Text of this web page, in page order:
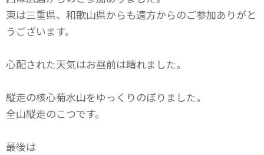
東は三重県、和歌山県からも遠方からのご参加ありがと
うございます。
心配された天気はお昼前は晴れました。
縦走の核心菊水山をゆっくりのぼりました。
全山縦走のこつです。
最後は